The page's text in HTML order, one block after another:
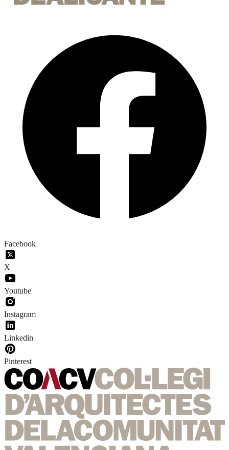
Facebook
X
Youtube
Instagram
Linkedin
Pinterest